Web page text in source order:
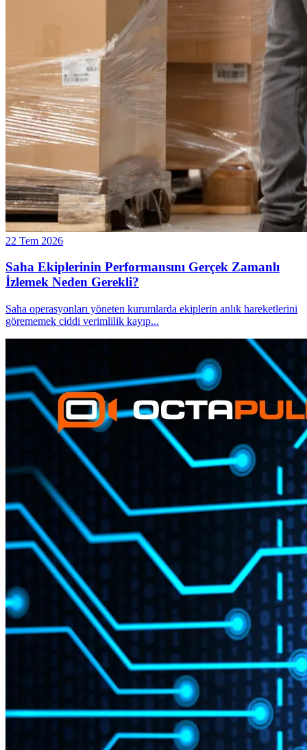
22 Tem 2026
Saha Ekiplerinin Performansını Gerçek Zamanlı
İzlemek Neden Gerekli?
Saha operasyonları yöneten kurumlarda ekiplerin anlık hareketlerini
görememek ciddi verimlilik kayıp...